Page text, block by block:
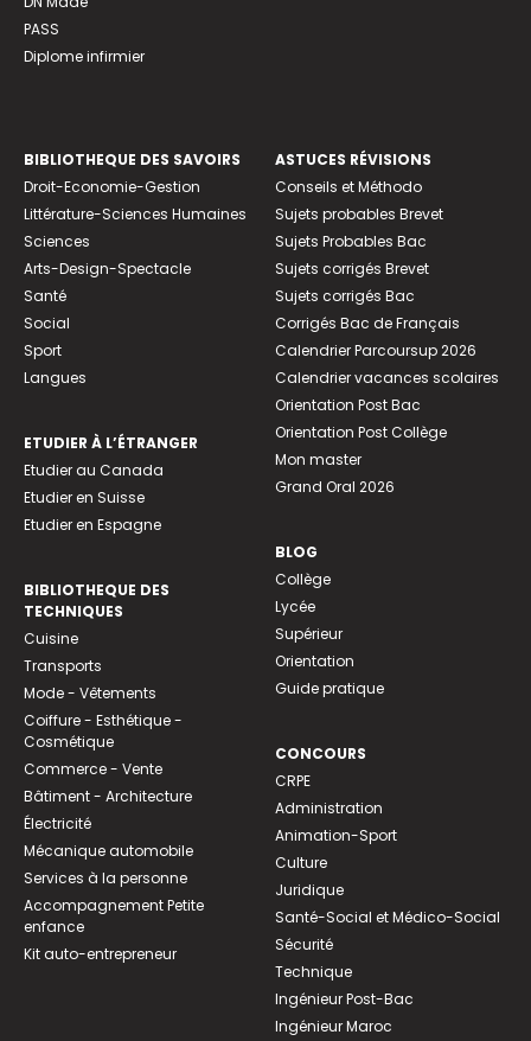
PASS
Diplome infirmier
BIBLIOTHEQUE DES SAVOIRS
Droit-Economie-Gestion
Littérature-Sciences Humaines
Sciences
Arts-Design-Spectacle
Santé
Social
Sport
Langues
ETUDIER À L’ÉTRANGER
Etudier au Canada
Etudier en Suisse
Etudier en Espagne
BIBLIOTHEQUE DES
TECHNIQUES
Cuisine
Transports
Mode - Vêtements
Coiffure - Esthétique -
Cosmétique
Commerce - Vente
Bâtiment - Architecture
Électricité
Mécanique automobile
Services à la personne
Accompagnement Petite
enfance
Kit auto-entrepreneur
ASTUCES RÉVISIONS
Conseils et Méthodo
Sujets probables Brevet
Sujets Probables Bac
Sujets corrigés Brevet
Sujets corrigés Bac
Corrigés Bac de Français
Calendrier Parcoursup 2026
Calendrier vacances scolaires
Orientation Post Bac
Orientation Post Collège
Mon master
Grand Oral 2026
BLOG
Collège
Lycée
Supérieur
Orientation
Guide pratique
CONCOURS
CRPE
Administration
Animation-Sport
Culture
Juridique
Santé-Social et Médico-Social
Sécurité
Technique
Ingénieur Post-Bac
Ingénieur Maroc